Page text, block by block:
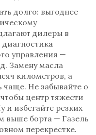
долго: выгоднее
дилеры в
диагностика
управления —
Замену масла
километров, а
чаще. Не забывайте о
чтобы центр тяжести
и избегайте резких
выше борта — Газель
перекрестке.